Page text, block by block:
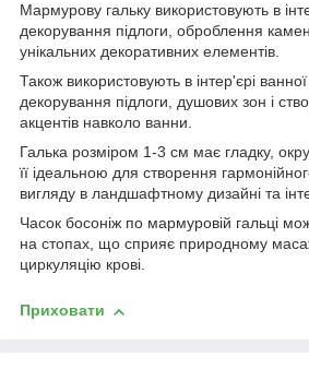
Мармурову гальку використовують в
декорування підлоги, оброблення
унікальних декоративних елементів.
Також використовують в інтер'єрі
декорування підлоги, душових зон і
акцентів навколо ванни.
Галька розміром 1-3 см має гладку,
її ідеальною для створення
вигляду в ландшафтному дизайні та
Часок босоніж по мармуровій гальці
на стопах, що сприяє природному
циркуляцію крові.
Приховати